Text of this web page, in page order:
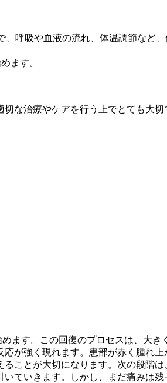
呼吸や血液の流れ、体温調節など
ます。
な治療やケアを行う上でとても大切
ます。この回復のプロセスは、大き
が強く現れます。患部が赤く腫れ上
ことが大切になります。次の段階は
ていきます。しかし、まだ痛みは残